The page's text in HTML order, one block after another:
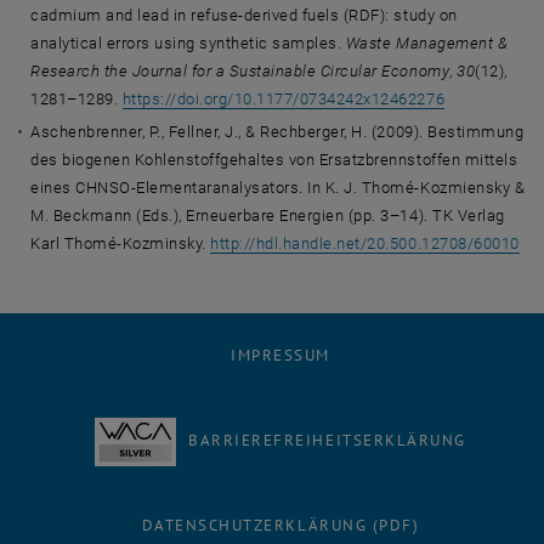
cadmium and lead in refuse-derived fuels (RDF): study on
analytical errors using synthetic samples. Waste Management &
Research the Journal for a Sustainable Circular Economy,30(12),
1281–1289. https://doi.org/10.1177/0734242x12462276
Aschenbrenner, P., Fellner, J., & Rechberger, H. (2009). Bestimmung
des biogenen Kohlenstoffgehaltes von Ersatzbrennstoffen mittels
eines CHNSO-Elementaranalysators. In K. J. Thomé-Kozmiensky &
M. Beckmann (Eds.), Erneuerbare Energien (pp. 3–14). TK Verlag
Karl Thomé-Kozminsky. http://hdl.handle.net/20.500.12708/60010
IMPRESSUM
BARRIEREFREIHEITSERKLÄRUNG
DATENSCHUTZERKLÄRUNG (PDF)